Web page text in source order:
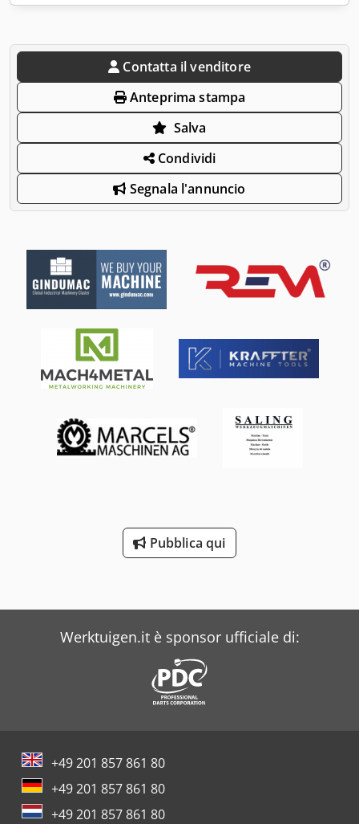
Contatta il venditore
Anteprima stampa
Salva
Condividi
Segnala l'annuncio
Pubblica qui
Werktuigen.it è sponsor ufficiale di:
+49 201 857 861 80
+49 201 857 861 80
+49 201 857 861 80